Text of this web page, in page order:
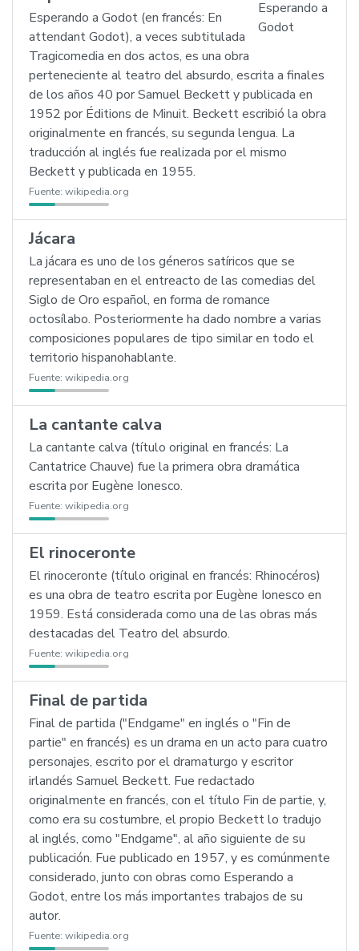
Esperando a Godot (en francés: En
attendant Godot), a veces subtitulada
Tragicomedia en dos actos, es una obra
perteneciente al teatro del absurdo, escrita a finales
de los años 40 por Samuel Beckett y publicada en
1952 por Éditions de Minuit. Beckett escribió la obra
originalmente en francés, su segunda lengua. La
traducción al inglés fue realizada por el mismo
Beckett y publicada en 1955.
Fuente: wikipedia.org
Jácara
La jácara es uno de los géneros satíricos que se
representaban en el entreacto de las comedias del
Siglo de Oro español, en forma de romance
octosílabo. Posteriormente ha dado nombre a varias
composiciones populares de tipo similar en todo el
territorio hispanohablante.
Fuente: wikipedia.org
La cantante calva
La cantante calva (título original en francés: La
Cantatrice Chauve) fue la primera obra dramática
escrita por Eugène Ionesco.
Fuente: wikipedia.org
El rinoceronte
El rinoceronte (título original en francés: Rhinocéros)
es una obra de teatro escrita por Eugène Ionesco en
1959. Está considerada como una de las obras más
destacadas del Teatro del absurdo.
Fuente: wikipedia.org
Final de partida
Final de partida ("Endgame" en inglés o "Fin de
partie" en francés) es un drama en un acto para cuatro
personajes, escrito por el dramaturgo y escritor
irlandés Samuel Beckett. Fue redactado
originalmente en francés, con el título Fin de partie, y,
como era su costumbre, el propio Beckett lo tradujo
al inglés, como "Endgame", al año siguiente de su
publicación. Fue publicado en 1957, y es comúnmente
considerado, junto con obras como Esperando a
Godot, entre los más importantes trabajos de su
autor.
Fuente: wikipedia.org